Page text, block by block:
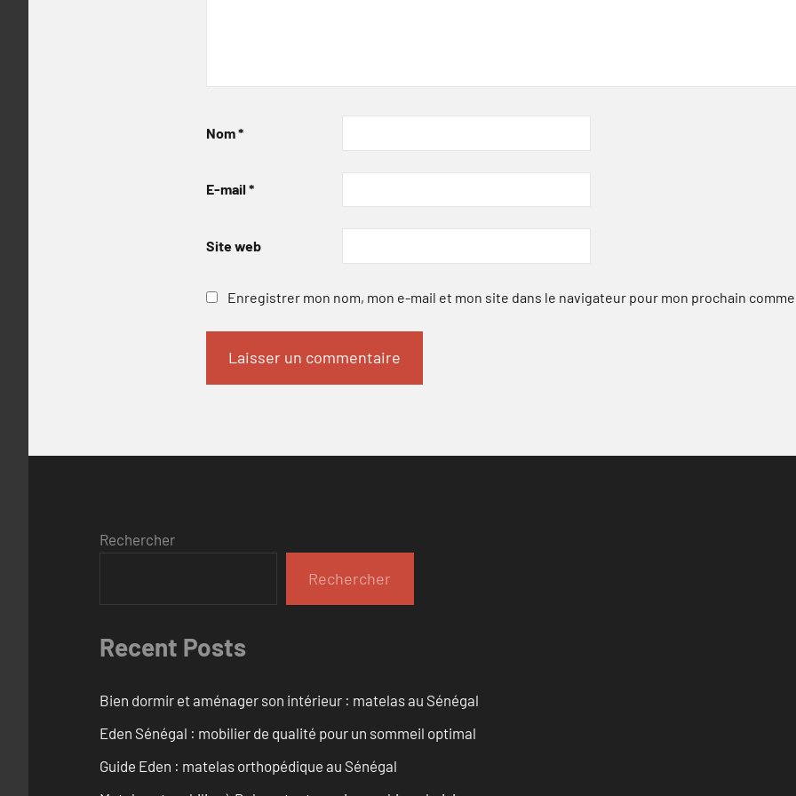
Nom*
E-mail *
Site web
Enregistrer mon nom, mon e-mail et mon site dans le navigateur pour mon prochain
Rechercher
Rechercher
Recent Posts
Bien dormir et aménager son intérieur : matelas au Sénégal
Eden Sénégal : mobilier de qualité pour un sommeil optimal
Guide Eden : matelas orthopédique au Sénégal